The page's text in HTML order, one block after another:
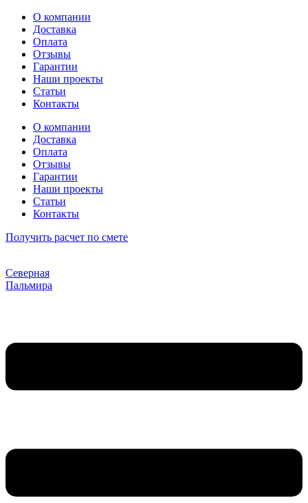
Перейти
содержимому
О компании
Доставка
Оплата
Отзывы
Гарантии
Наши проекты
Статьи
Контакты
О компании
Доставка
Оплата
Отзывы
Гарантии
Наши проекты
Статьи
Контакты
Получить расчет по смете
Северная
Пальмира